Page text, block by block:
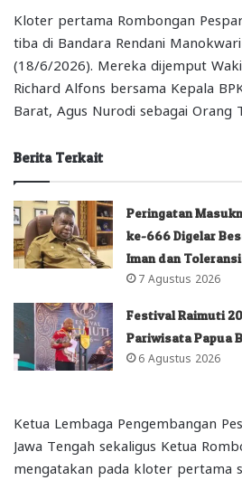
Kloter pertama Rombongan
tiba di Bandara Rendani
(18/6/2026). Mereka dijemput
Richard Alfons bersama Kepala
Barat, Agus Nurodi sebagai Orang
Berita Terkait
Peringatan
ke-666 Digelar
Iman dan Toleransi
7 Agustus 2026
Festival Raimuti
Pariwisata Papua
6 Agustus 2026
Ketua Lembaga Pengembangan
Jawa Tengah sekaligus Ketua
mengatakan pada kloter pertama